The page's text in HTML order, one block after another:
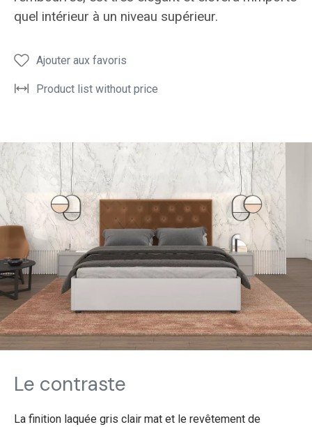
coucher
ELISABETH
coucher
ELISABETH
coucher
ELISABETH
coucher
quel intérieur à un niveau supérieur.
Ajouter aux favoris
Product list without price
Le contraste
La finition laquée gris clair mat et le revêtement de